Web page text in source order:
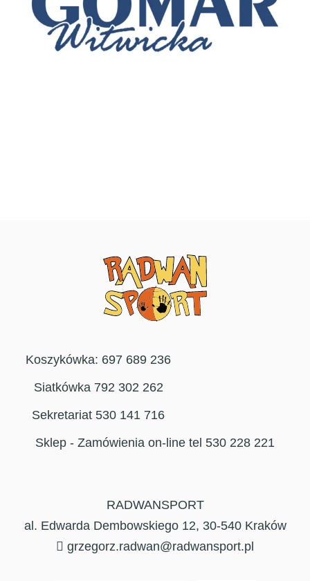
Koszykówka: 697 689 236
Siatkówka 792 302 262
Sekretariat 530 141 716
Sklep - Zamówienia on-line tel 530 228 221
RADWANSPORT
al. Edwarda Dembowskiego 12, 30-540 Kraków
grzegorz.radwan@radwansport.pl